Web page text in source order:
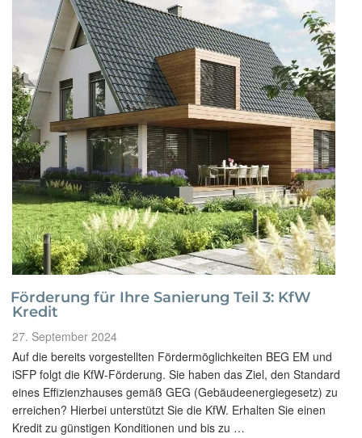
Förderung für Ihre Sanierung Teil 3: KfW
Kredit
Veröffentlicht
am
27. September 2024
Auf die bereits vorgestellten Fördermöglichkeiten BEG EM und
iSFP folgt die KfW-Förderung. Sie haben das Ziel, den Standard
eines Effizienzhauses gemäß GEG (Gebäudeenergiegesetz) zu
erreichen? Hierbei unterstützt Sie die KfW. Erhalten Sie einen
Kredit zu günstigen Konditionen und bis zu …